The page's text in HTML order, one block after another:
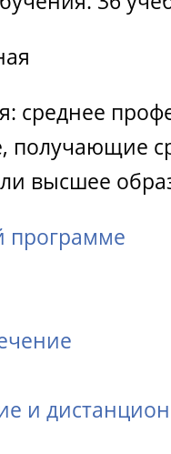
среднее
получающие
высшее
программе
и